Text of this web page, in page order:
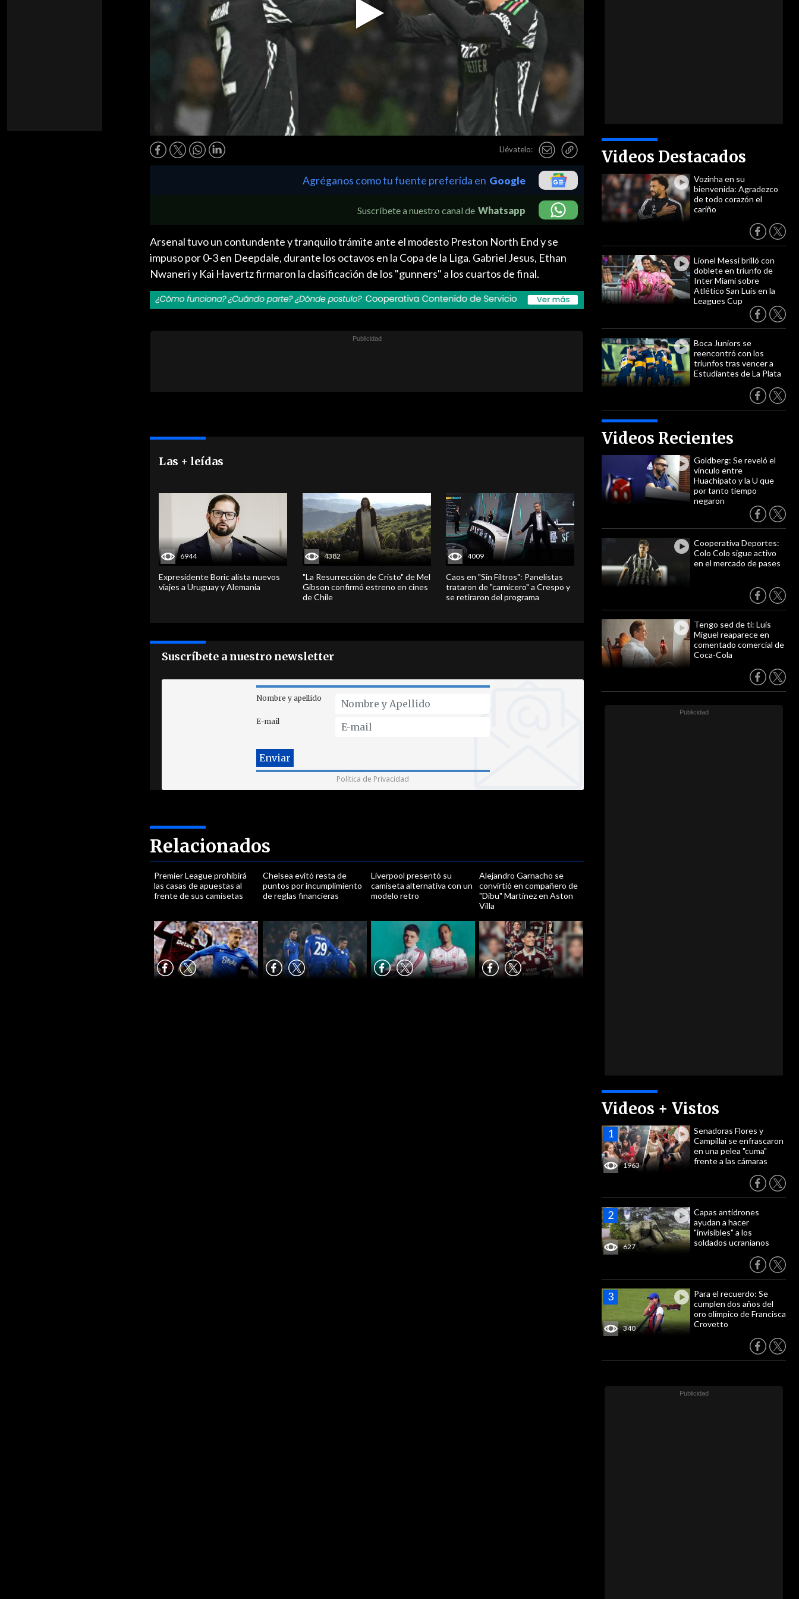
Play
Video
Llévatelo: Videos Destacados
Vozinha en su
bienvenida: Agradezco
de todo corazón el
cariño
Lionel Messi brilló con
doblete en triunfo de
Inter Miami sobre
Atlético San Luis en la
Leagues Cup
Boca Juniors se
reencontró con los
triunfos tras vencer a
Estudiantes de La Plata
Videos Recientes
Goldberg: Se reveló el
vínculo entre
Huachipato y la U que
por tanto tiempo
negaron
Cooperativa Deportes:
Colo Colo sigue activo
en el mercado de pases
Tengo sed de ti: Luis
Miguel reaparece en
comentado comercial de
Coca-Cola
Videos + Vistos
1963
Senadoras Flores y
Campillai se enfrascaron
en una pelea "cuma"
frente a las cámaras
627
Capas antidrones
ayudan a hacer
"invisibles" a los
soldados ucranianos
340
Para el recuerdo: Se
cumplen dos años del
oro olímpico de Francisca
Crovetto
Agréganos como tu fuente preferida en Google
Suscríbete a nuestro canal de Whatsapp
Arsenal tuvo un contundente y tranquilo trámite ante el modesto Preston North End y se
impuso por 0-3 en Deepdale, durante los octavos en la Copa de la Liga. Gabriel Jesus, Ethan
Nwaneri y Kai Havertz firmaron la clasificación de los "gunners" a los cuartos de final.
Las + leídas
6944
Expresidente Boric alista nuevos
viajes a Uruguay y Alemania
4382
"La Resurrección de Cristo" de Mel
Gibson confirmó estreno en cines
de Chile
4009
Caos en "Sin Filtros": Panelistas
trataron de "carnicero" a Crespo y
se retiraron del programa
Suscríbete a nuestro newsletter
Nombre y apellido
E-mail
Política de Privacidad
Relacionados
Premier League prohibirá
las casas de apuestas al
frente de sus camisetas
Chelsea evitó resta de
puntos por incumplimiento
de reglas financieras
Liverpool presentó su
camiseta alternativa con un
modelo retro
Alejandro Garnacho se
convirtió en compañero de
"Dibu" Martínez en Aston
Villa